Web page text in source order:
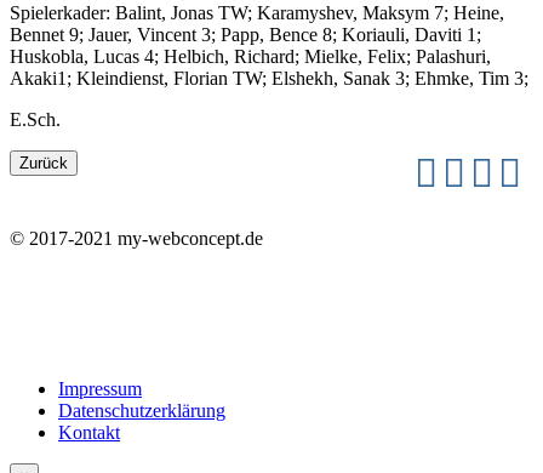
Spielerkader: Balint, Jonas TW; Karamyshev, Maksym 7; Heine,
Bennet 9; Jauer, Vincent 3; Papp, Bence 8; Koriauli, Daviti 1;
Huskobla, Lucas 4; Helbich, Richard; Mielke, Felix; Palashuri,
Akaki1; Kleindienst, Florian TW; Elshekh, Sanak 3; Ehmke, Tim 3;
E.Sch.
© 2017-2021 my-webconcept.de
Impressum
Datenschutzerklärung
Kontakt